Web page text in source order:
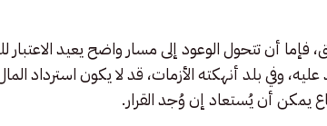
أن تتحول الوعود إلى مسار واضح يعيد الاعتبار
وفي بلد أنهكته الأزمات، قد لا يكون استرداد
يمكن أن يُستعاد إن وُجد القرار.